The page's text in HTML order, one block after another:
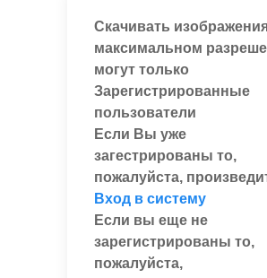
Скачивать
максимальном
могут только
Зарегистрированные
пользователи
Если Вы уже
загестрированы то,
пожалуйста,
Вход в систему
Если вы еще не
зарегистрированы то,
пожалуйста,